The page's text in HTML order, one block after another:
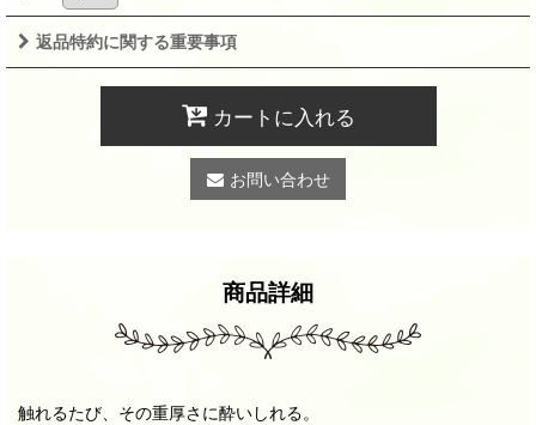
返品特約に関する重要事項
カートに入れる
お問い合わせ
商品詳細
触れるたび、その重厚さに酔いしれる。